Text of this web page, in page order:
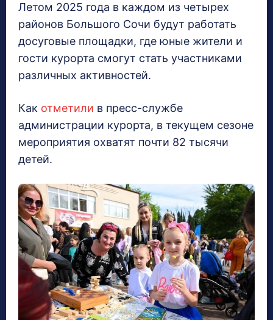
Летом 2025 года в каждом из четырех
районов Большого Сочи будут работать
досуговые площадки, где юные жители и
гости курорта смогут стать участниками
различных активностей.
Как отметили в пресс-службе
администрации курорта, в текущем сезоне
мероприятия охватят почти 82 тысячи
детей.